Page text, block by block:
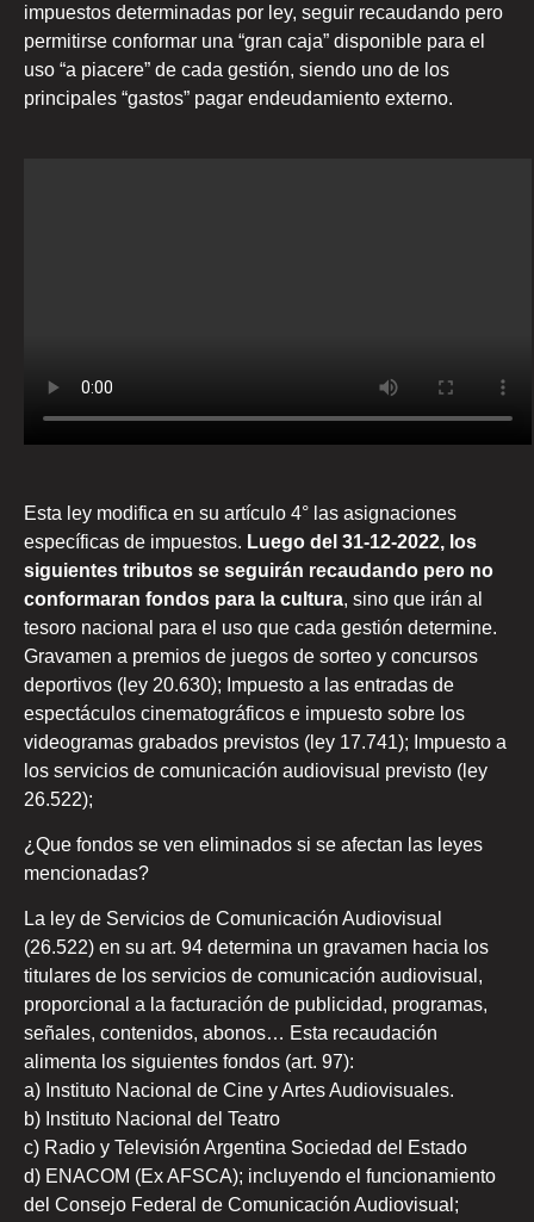
impuestos determinadas por ley, seguir recaudando pero
permitirse conformar una “gran caja” disponible para el
uso “a piacere” de cada gestión, siendo uno de los
principales “gastos” pagar endeudamiento externo.
Esta ley modifica en su artículo 4° las asignaciones
específicas de impuestos. Luego del 31-12-2022, los
siguientes tributos se seguirán recaudando pero no
conformaran fondos para la cultura, sino que irán al
tesoro nacional para el uso que cada gestión determine.
Gravamen a premios de juegos de sorteo y concursos
deportivos (ley 20.630); Impuesto a las entradas de
espectáculos cinematográficos e impuesto sobre los
videogramas grabados previstos (ley 17.741); Impuesto a
los servicios de comunicación audiovisual previsto (ley
26.522);
¿Que fondos se ven eliminados si se afectan las leyes
mencionadas?
La ley de Servicios de Comunicación Audiovisual
(26.522) en su art. 94 determina un gravamen hacia los
titulares de los servicios de comunicación audiovisual,
proporcional a la facturación de publicidad, programas,
señales, contenidos, abonos… Esta recaudación
alimenta los siguientes fondos (art. 97):
a) Instituto Nacional de Cine y Artes Audiovisuales.
b) Instituto Nacional del Teatro
c) Radio y Televisión Argentina Sociedad del Estado
d) ENACOM (Ex AFSCA); incluyendo el funcionamiento
del Consejo Federal de Comunicación Audiovisual;